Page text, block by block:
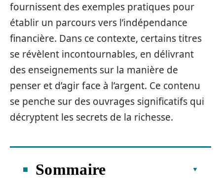
fournissent des exemples pratiques pour
établir un parcours vers l’indépendance
financière. Dans ce contexte, certains titres
se révèlent incontournables, en délivrant
des enseignements sur la manière de
penser et d’agir face à l’argent. Ce contenu
se penche sur des ouvrages significatifs qui
décryptent les secrets de la richesse.
Sommaire